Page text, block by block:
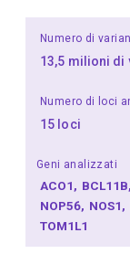
Numero di
13,5 milioni di
Numero di loci
15 loci
Geni analizzati
ACO1 BCL11B
NOP56 NOS1
TOM1L1